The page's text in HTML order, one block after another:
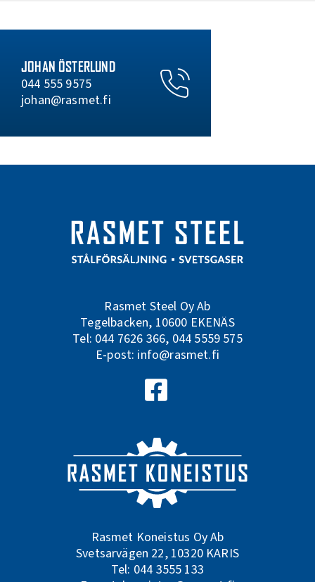
JOHAN ÖSTERLUND
044 555 9575
johan@rasmet.fi
Rasmet Steel Oy Ab
Tegelbacken, 10600 EKENÄS
Tel: 044 7626 366, 044 5559 575
E-post: info@rasmet.fi
Följ oss på Facebook
Rasmet Koneistus Oy Ab
Svetsarvägen 22, 10320 KARIS
Tel: 044 3555 133